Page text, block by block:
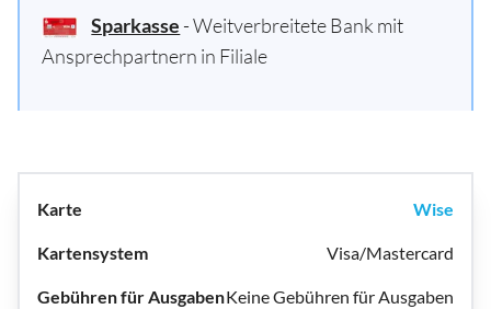
Sparkasse - Weitverbreitete Bank mit
Ansprechpartnern in Filiale
Wise
Visa/Mastercard
Keine Gebühren für Ausgaben